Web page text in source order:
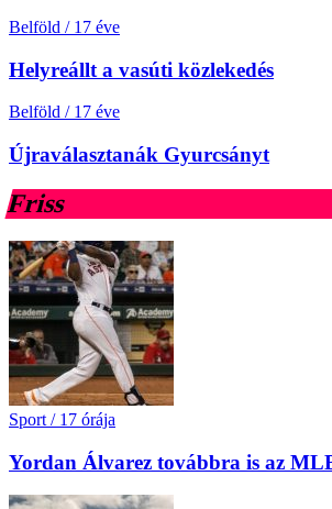
Belföld / 17 éve
Helyreállt a vasúti közlekedés
Belföld / 17 éve
Újraválasztanák Gyurcsányt
Friss
Sport / 17 órája
Yordan Álvarez továbbra is az